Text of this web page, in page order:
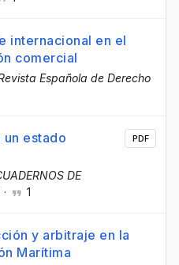
internacional en el
comercial
Española de Derecho
estado
DE
· 1
PDF
y arbitraje en la
Marítima